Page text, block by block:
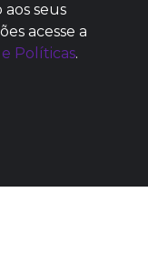
seus
acesse a
Políticas.